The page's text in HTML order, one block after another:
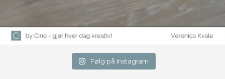
Følg på Instagram